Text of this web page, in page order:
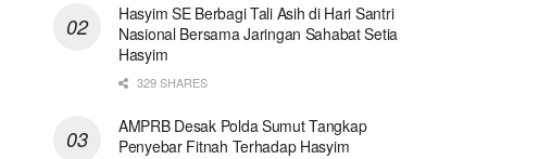
Hasyim SE Berbagi Tali Asih di Hari Santri
Nasional Bersama Jaringan Sahabat Setia
Hasyim
329 SHARES
AMPRB Desak Polda Sumut Tangkap
Penyebar Fitnah Terhadap Hasyim